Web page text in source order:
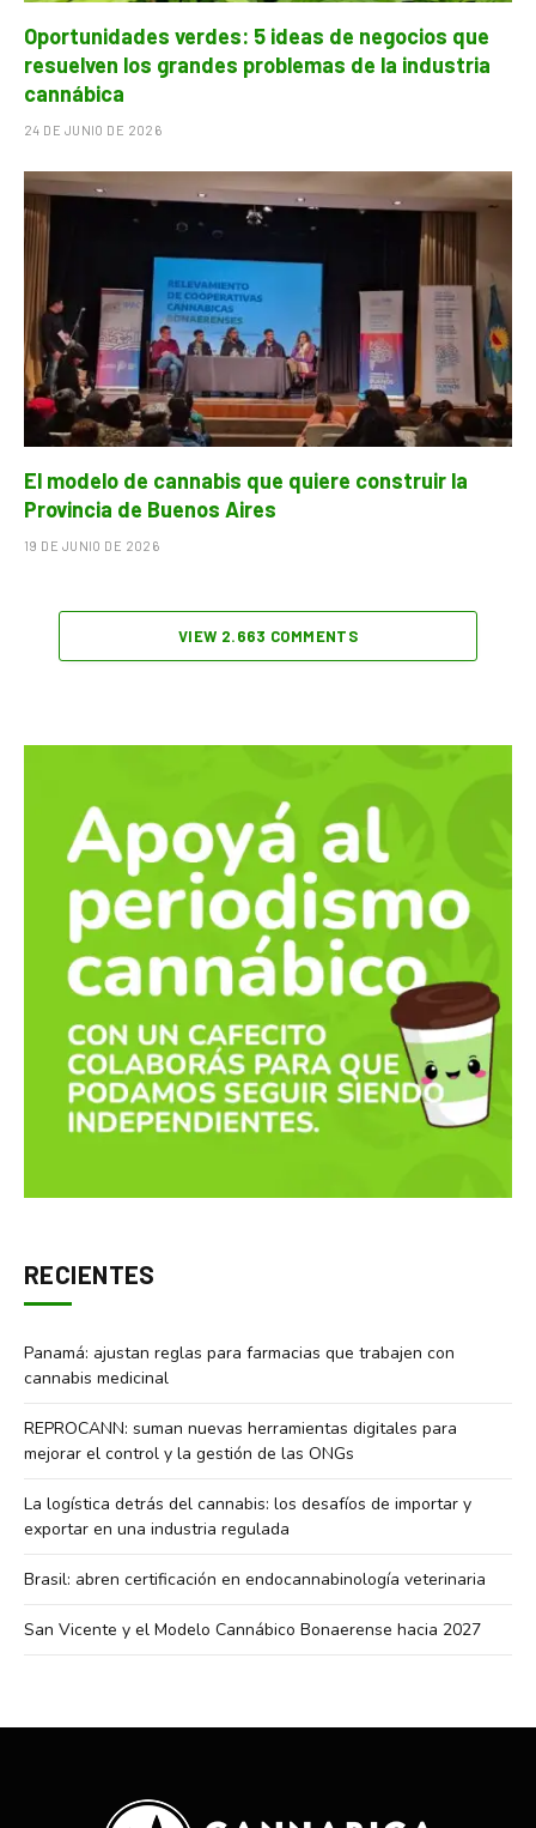
Oportunidades verdes: 5 ideas de negocios que
resuelven los grandes problemas de la industria
cannábica
24 DE JUNIO DE 2026
El modelo de cannabis que quiere construir la
Provincia de Buenos Aires
19 DE JUNIO DE 2026
VIEW 2.663 COMMENTS
RECIENTES
Panamá: ajustan reglas para farmacias que trabajen con
cannabis medicinal
REPROCANN: suman nuevas herramientas digitales para
mejorar el control y la gestión de las ONGs
La logística detrás del cannabis: los desafíos de importar y
exportar en una industria regulada
Brasil: abren certificación en endocannabinología veterinaria
San Vicente y el Modelo Cannábico Bonaerense hacia 2027